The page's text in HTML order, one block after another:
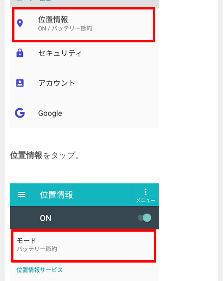
位置情報 をタップ。